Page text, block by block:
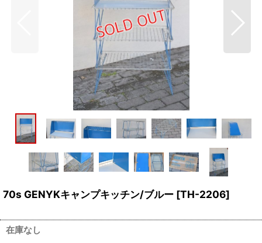
70s GENYKキャンプキッチン/ブルー [TH-2206]
在庫なし